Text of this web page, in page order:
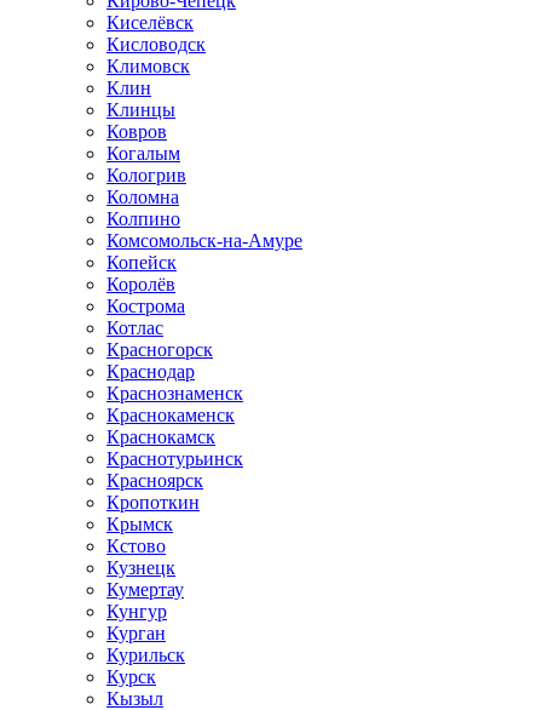
Киселёвск
Кисловодск
Климовск
Клин
Клинцы
Ковров
Когалым
Кологрив
Коломна
Колпино
Комсомольск-на-Амуре
Копейск
Королёв
Кострома
Котлас
Красногорск
Краснодар
Краснознаменск
Краснокаменск
Краснокамск
Краснотурьинск
Красноярск
Кропоткин
Крымск
Кстово
Кузнецк
Кумертау
Кунгур
Курган
Курильск
Курск
Кызыл